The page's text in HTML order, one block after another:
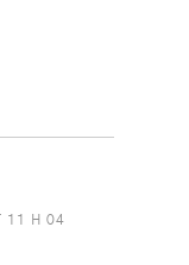
11 H 04